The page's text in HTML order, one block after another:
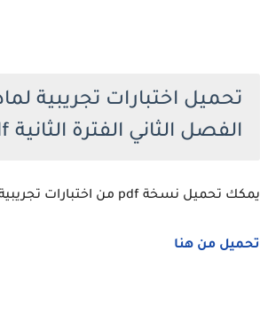
تحميل اختبارات تجريبية
الفصل الثاني الفترة الثانية pdf
يمكك تحميل نسخة pdf من اختبارات تجريبية لمادة التربية الاسلامية للصف الثاني عشر من الرابط التالي.
تحميل من هنا